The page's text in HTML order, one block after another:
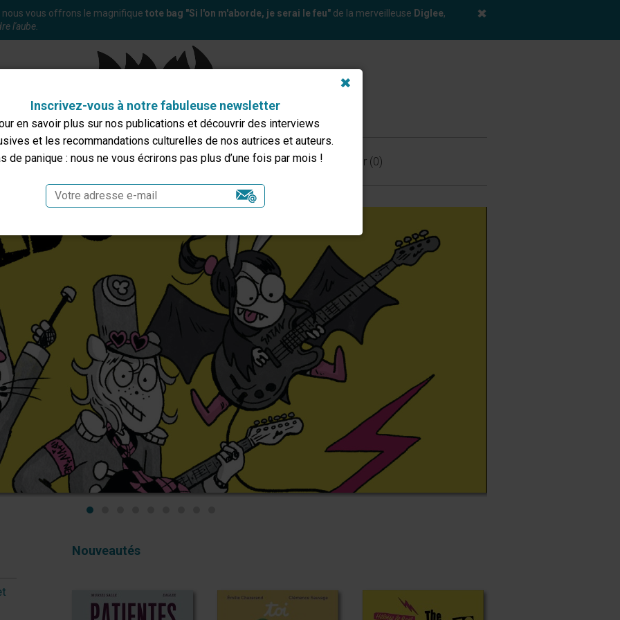
vous offrons le magnifique tote bag "Si l'on m'aborde, je serai le feu" de la merveilleuse Diglee,
l'aube
✖
Catalogue Collections Contacts Mon panier (0)
Nouveautés
✖
Inscrivez-vous à notre fabuleuse newsletter
en savoir plus sur nos publications et découvrir des interviews
et les recommandations culturelles de nos autrices et auteurs.
de panique : nous ne vous écrirons pas plus d’une fois par mois !